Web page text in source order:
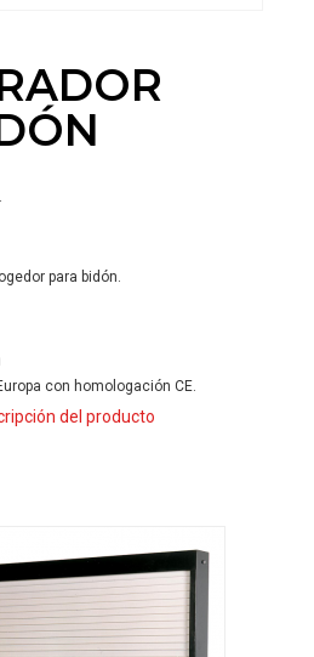
para bidón.
con homologación CE.
del producto